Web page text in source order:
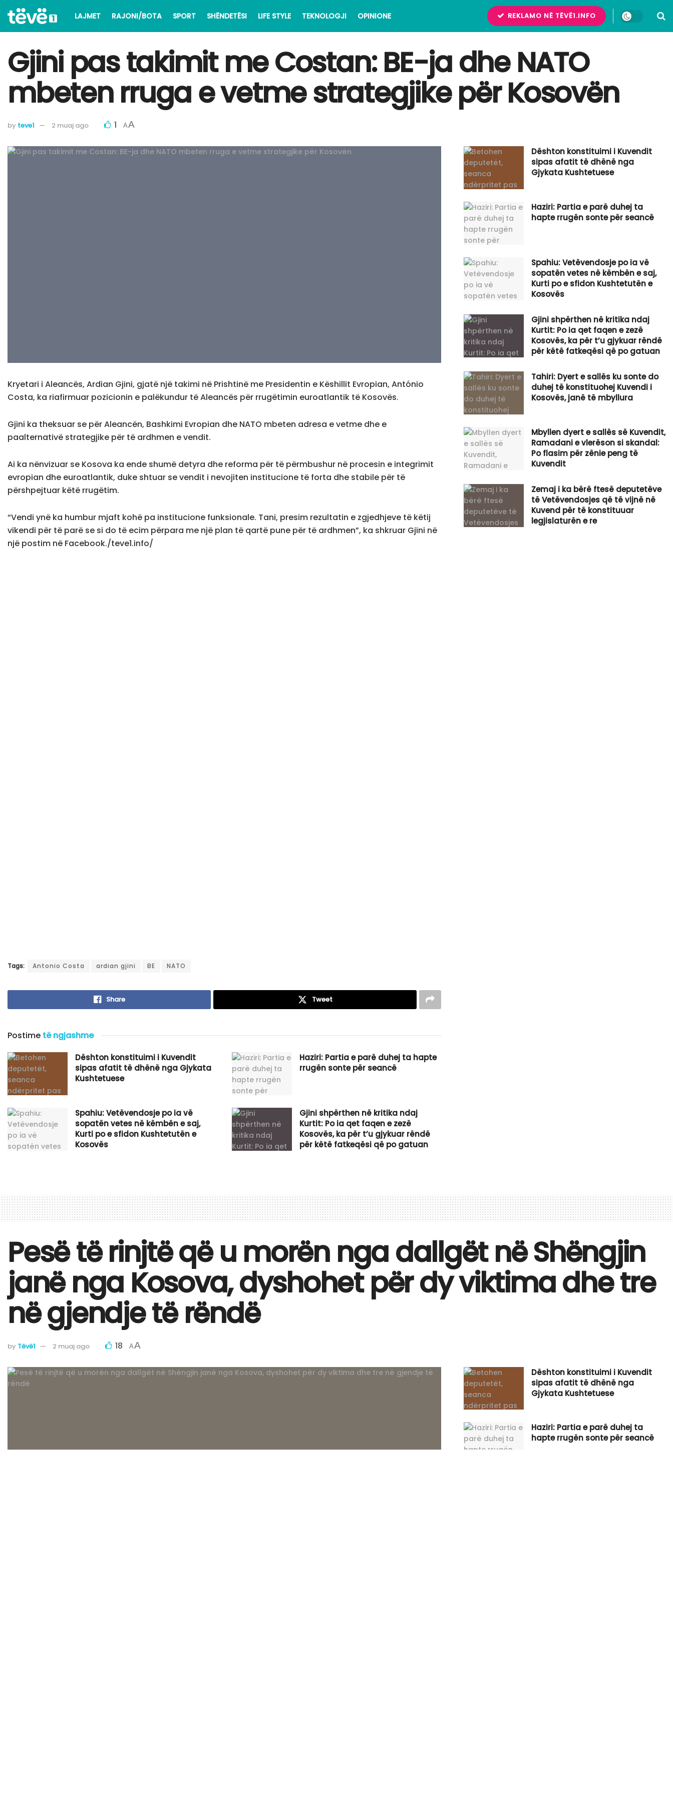
LAJMET RAJONI/BOTA SPORT SHËNDETËSI LIFE STYLE TEKNOLOGJI OPINIONE REKLAMO NË TËVË1.INFO
Gjini pas takimit me Costan: BE-ja dhe NATO
mbeten rruga e vetme strategjike për Kosovën
by teve1 2 muaj ago 1 AA
Kryetari i Aleancës, Ardian Gjini, gjatë një takimi në Prishtinë me Presidentin e Këshillit Evropian, António
Costa, ka riafirmuar pozicionin e palëkundur të Aleancës për rrugëtimin euroatlantik të Kosovës.
Gjini ka theksuar se për Aleancën, Bashkimi Evropian dhe NATO mbeten adresa e vetme dhe e
paalternativë strategjike për të ardhmen e vendit.
Ai ka nënvizuar se Kosova ka ende shumë detyra dhe reforma për të përmbushur në procesin e integrimit
evropian dhe euroatlantik, duke shtuar se vendit i nevojiten institucione të forta dhe stabile për të
përshpejtuar këtë rrugëtim.
“Vendi ynë ka humbur mjaft kohë pa institucione funksionale. Tani, presim rezultatin e zgjedhjeve të këtij
vikendi për të parë se si do të ecim përpara me një plan të qartë pune për të ardhmen”, ka shkruar Gjini në
një postim në Facebook./teve1.info/
Tags: Antonio Costa ardian gjini BE NATO
Share Tweet
Postime të ngjashme
Dështon konstituimi i Kuvendit
sipas afatit të dhënë nga Gjykata
Kushtetuese
Haziri: Partia e parë duhej ta hapte
rrugën sonte për seancë
Spahiu: Vetëvendosje po ia vë
sopatën vetes në këmbën e saj,
Kurti po e sfidon Kushtetutën e
Kosovës
Gjini shpërthen në kritika ndaj
Kurtit: Po ia qet faqen e zezë
Kosovës, ka për t’u gjykuar rëndë
për këtë fatkeqësi që po gatuan
Dështon konstituimi i Kuvendit
sipas afatit të dhënë nga
Gjykata Kushtetuese
Haziri: Partia e parë duhej ta
hapte rrugën sonte për seancë
Spahiu: Vetëvendosje po ia vë
sopatën vetes në këmbën e saj,
Kurti po e sfidon Kushtetutën e
Kosovës
Gjini shpërthen në kritika ndaj
Kurtit: Po ia qet faqen e zezë
Kosovës, ka për t’u gjykuar rëndë
për këtë fatkeqësi që po gatuan
Tahiri: Dyert e sallës ku sonte do
duhej të konstituohej Kuvendi i
Kosovës, janë të mbyllura
Mbyllen dyert e sallës së Kuvendit,
Ramadani e vlerëson si skandal:
Po flasim për zënie peng të
Kuvendit
Zemaj i ka bërë ftesë deputetëve
të Vetëvendosjes që të vijnë në
Kuvend për të konstituuar
legjislaturën e re
Pesë të rinjtë që u morën nga dallgët në Shëngjin
janë nga Kosova, dyshohet për dy viktima dhe tre
në gjendje të rëndë
by Tëvë1 2 muaj ago 18 AA
Dështon konstituimi i Kuvendit
sipas afatit të dhënë nga
Gjykata Kushtetuese
Haziri: Partia e parë duhej ta
hapte rrugën sonte për seancë